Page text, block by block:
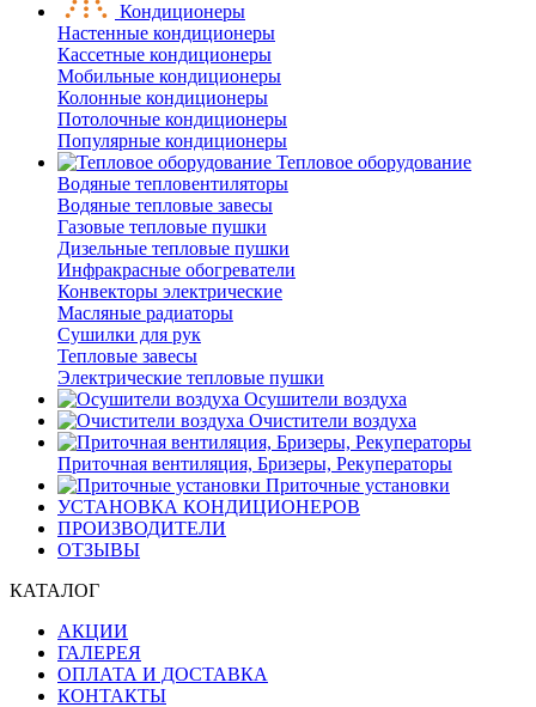
Кондиционеры
Настенные кондиционеры
Кассетные кондиционеры
Мобильные кондиционеры
Колонные кондиционеры
Потолочные кондиционеры
Популярные кондиционеры
Тепловое оборудование
Водяные тепловентиляторы
Водяные тепловые завесы
Газовые тепловые пушки
Дизельные тепловые пушки
Инфракрасные обогреватели
Конвекторы электрические
Масляные радиаторы
Сушилки для рук
Тепловые завесы
Электрические тепловые пушки
Осушители воздуха
Очистители воздуха
Приточная вентиляция, Бризеры, Рекуператоры
Приточные установки
УСТАНОВКА КОНДИЦИОНЕРОВ
ПРОИЗВОДИТЕЛИ
ОТЗЫВЫ
КАТАЛОГ
АКЦИИ
ГАЛЕРЕЯ
ОПЛАТА И ДОСТАВКА
КОНТАКТЫ